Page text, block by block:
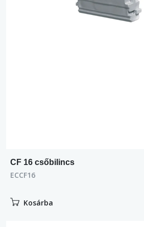
CF 16 csőbilincs
ECCF16
Kosárba